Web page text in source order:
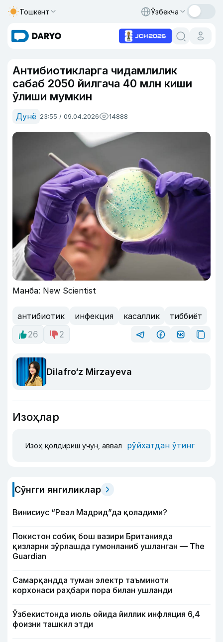
Тошкент Ўзбекча
Антибиотикларга чидамлилик
сабаб 2050 йилгача 40 млн киши
ўлиши мумкин
Дунё 23:55 / 09.04.2026 14888
Манба: New Scientist
антибиотик инфекция касаллик
тиббиёт
26
2
Dilafro‘z Mirzayeva
Изоҳлар
Изоҳ қолдириш учун, аввал рўйхатдан ўтинг
Сўнгги янгиликлар
Винисиус “Реал Мадрид”да қоладими?
Покистон собиқ бош вазири Британияда
қизларни зўрлашда гумонланиб ушланган — The
Guardian
Самарқандда туман электр таъминоти
корхонаси раҳбари пора билан ушланди
Ўзбекистонда июль ойида йиллик инфляция 6,4
фоизни ташкил этди